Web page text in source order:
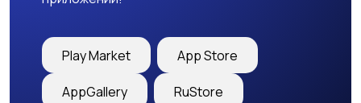
Play Market App Store
AppGallery RuStore